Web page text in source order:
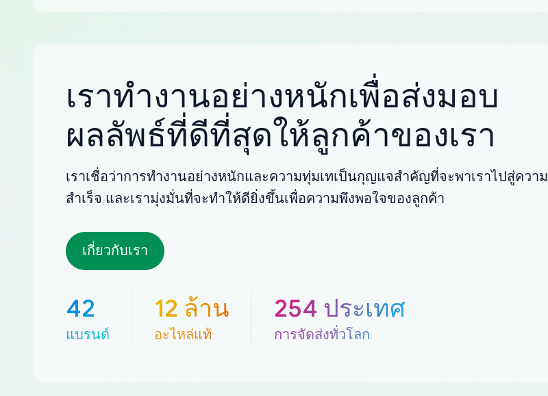
เราทำงานอย่างหนักเพื่อส่งมอบ
ผลลัพธ์ที่ดีที่สุดให้ลูกค้าของเรา
เราเชื่อว่าการทำงานอย่างหนักและความทุ่มเทเป็นกุญแจสำคัญที่จะพาเราไปสู่ความ
สำเร็จ และเรามุ่งมั่นที่จะทำให้ดียิ่งขึ้นเพื่อความพึงพอใจของลูกค้า
เกี่ยวกับเรา
42
แบรนด์
12 ล้าน
อะไหล่แท้
254 ประเทศ
การจัดส่งทั่วโลก